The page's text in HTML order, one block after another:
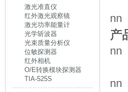
激光准直仪
红外激光观察镜
激光功率能量计
光学斩波器
光束质量分析仪
位敏探测器
红外相机
O/E转换模块探测器
TIA-525S
nn
产
nn
nn